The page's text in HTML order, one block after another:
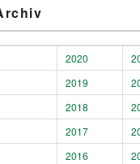
2020
2019
2018
2017
2016